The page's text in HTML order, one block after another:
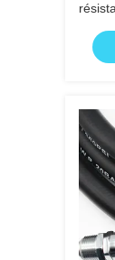
de